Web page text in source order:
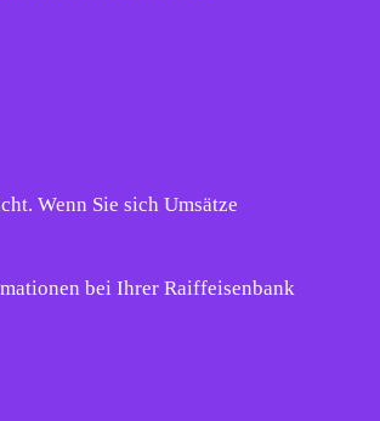
Wenn Sie sich Umsätze
bei Ihrer Raiffeisenbank